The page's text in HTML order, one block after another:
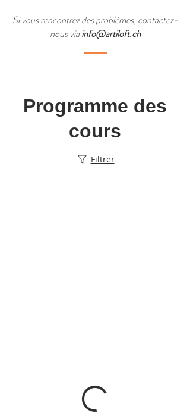
Si vous rencontrez des problèmes, contactez-
nous viainfo@artiloft.ch
Programme des
cours
Filtrer